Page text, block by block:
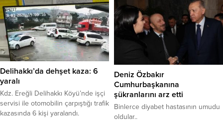
belediye tarafından karşılandı.
Delihakkı’da dehşet kaza: 6
yaralı
Kdz. Ereğli Delihakkı Köyü’nde işçi
servisi ile otomobilin çarpıştığı trafik
kazasında 6 kişi yaralandı.
Deniz Özbakır
Cumhurbaşkanına
şükranlarını arz etti
Binlerce diyabet hastasının umudu
oldular..